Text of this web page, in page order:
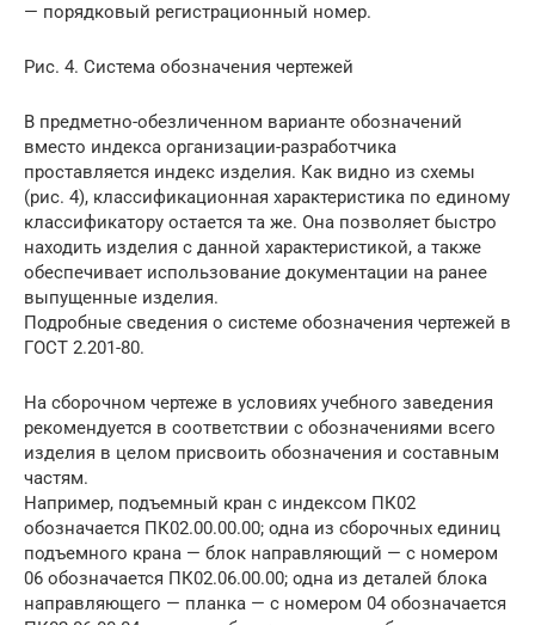
— порядковый регистрационный номер.
Рис. 4. Система обозначения чертежей
В предметно-обезличенном варианте обозначений
вместо индекса организации-разработчика
проставляется индекс изделия. Как видно из схемы
(рис. 4), классификационная характеристика по единому
классификатору остается та же. Она позволяет быстро
находить изделия с данной характеристикой, а также
обеспечивает использование документации на ранее
выпущенные изделия.
Подробные сведения о системе обозначения чертежей в
ГОСТ 2.201-80.
На сборочном чертеже в условиях учебного заведения
рекомендуется в соответствии с обозначениями всего
изделия в целом присвоить обозначения и составным
частям.
Например, подъемный кран с индексом ПК02
обозначается ПК02.00.00.00; одна из сборочных единиц
подъемного крана — блок направляющий — с номером
06 обозначается ПК02.06.00.00; одна из деталей блока
направляющего — планка — с номером 04 обозначается